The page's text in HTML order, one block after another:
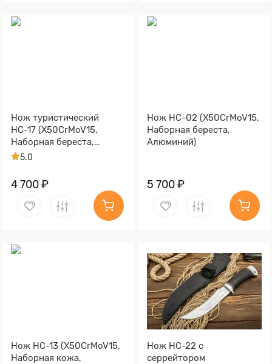
Нож туристический
НС-17 (X50CrMoV15,
Наборная береста,
Текстолит)
5.0
4 700 ₽
Нож НС-02 (X50CrMoV15,
Наборная береста,
Алюминий)
5 700 ₽
Нож НС-13 (X50CrMoV15,
Наборная кожа,
Нож НС-22 с
серрейтором